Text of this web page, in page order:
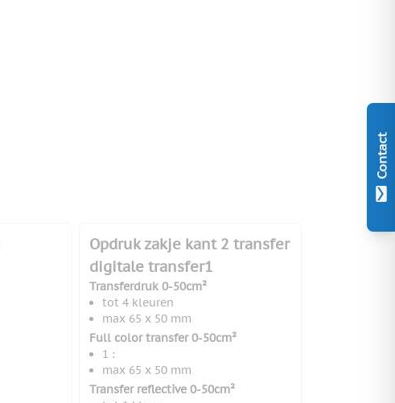
Contact
Opdruk zakje kant 2 transfer
digitale transfer1
Transferdruk 0-50cm²
tot 4 kleuren
max 65 x 50 mm
Full color transfer 0-50cm²
1 :
max 65 x 50 mm
Transfer reflective 0-50cm²